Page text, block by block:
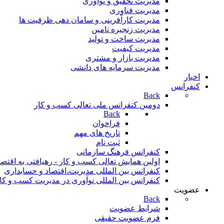
مدیریت فناوری
مدیریت کارآفرینی و سامان دهی ظرفیت ها
مدیریت زنجیره تامین
مدیریت ساخت و تولید
مدیریت کیفیت
مدیریت بازار و مشتری
مدیریت سرمایه های دانشی
اخبار
کنفرانس
Back
دومین کنفرانس ملی تعالی کسب و کار
Back
فراخوان
تاريخ های مهم
ثبت نام
کنفرانس فرهنگ سازمانی
اولین همایش تعالی کسب و کار - رهیافتی به
کنفرانس بین المللی مدیریت،اقتصاد و حسابداری
کنفرانس بین المللی نوآوری در مدیریت کسب و
عضویت
Back
شرایط عضویت
فرم عضویت حقیقی